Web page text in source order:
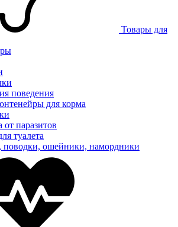
Товары для
поведения
для корма
от паразитов
туалета
ошейники, намордники